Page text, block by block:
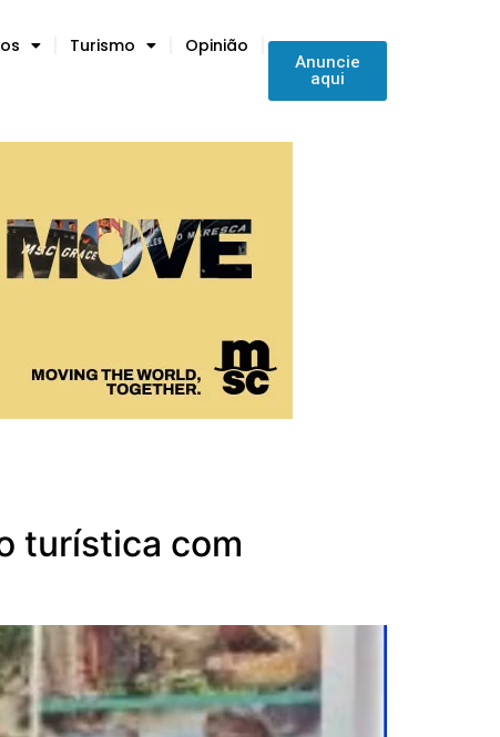
Turismo Opinião
Anuncie
aqui
turística com